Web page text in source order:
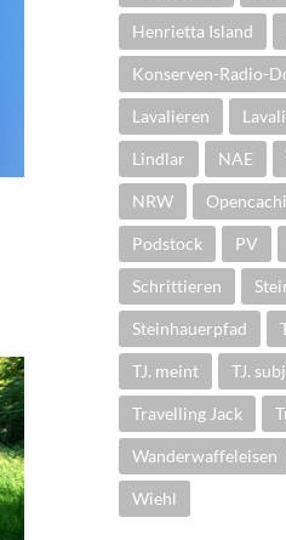
Henrietta Island
Konserven-Radio-
Lavalieren
Lindlar NAE
NRW
Podstock PV
Schrittieren
Steinhauerpfad
TJ. meint TJ.
Travelling Jack
Wanderwaffeleisen
Wiehl